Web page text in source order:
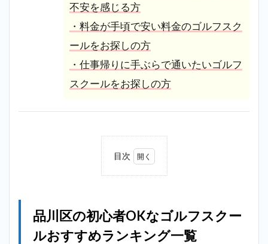
不安を感じる方
・料金が手頃で安い料金のゴルフスク
ールをお探しの方
・仕事帰りに手ぶらで通いたいゴルフ
スクールをお探しの方
目次
者
なゴ
品川区の初心者OKなゴルフスクー
ルおすすめランキング一覧